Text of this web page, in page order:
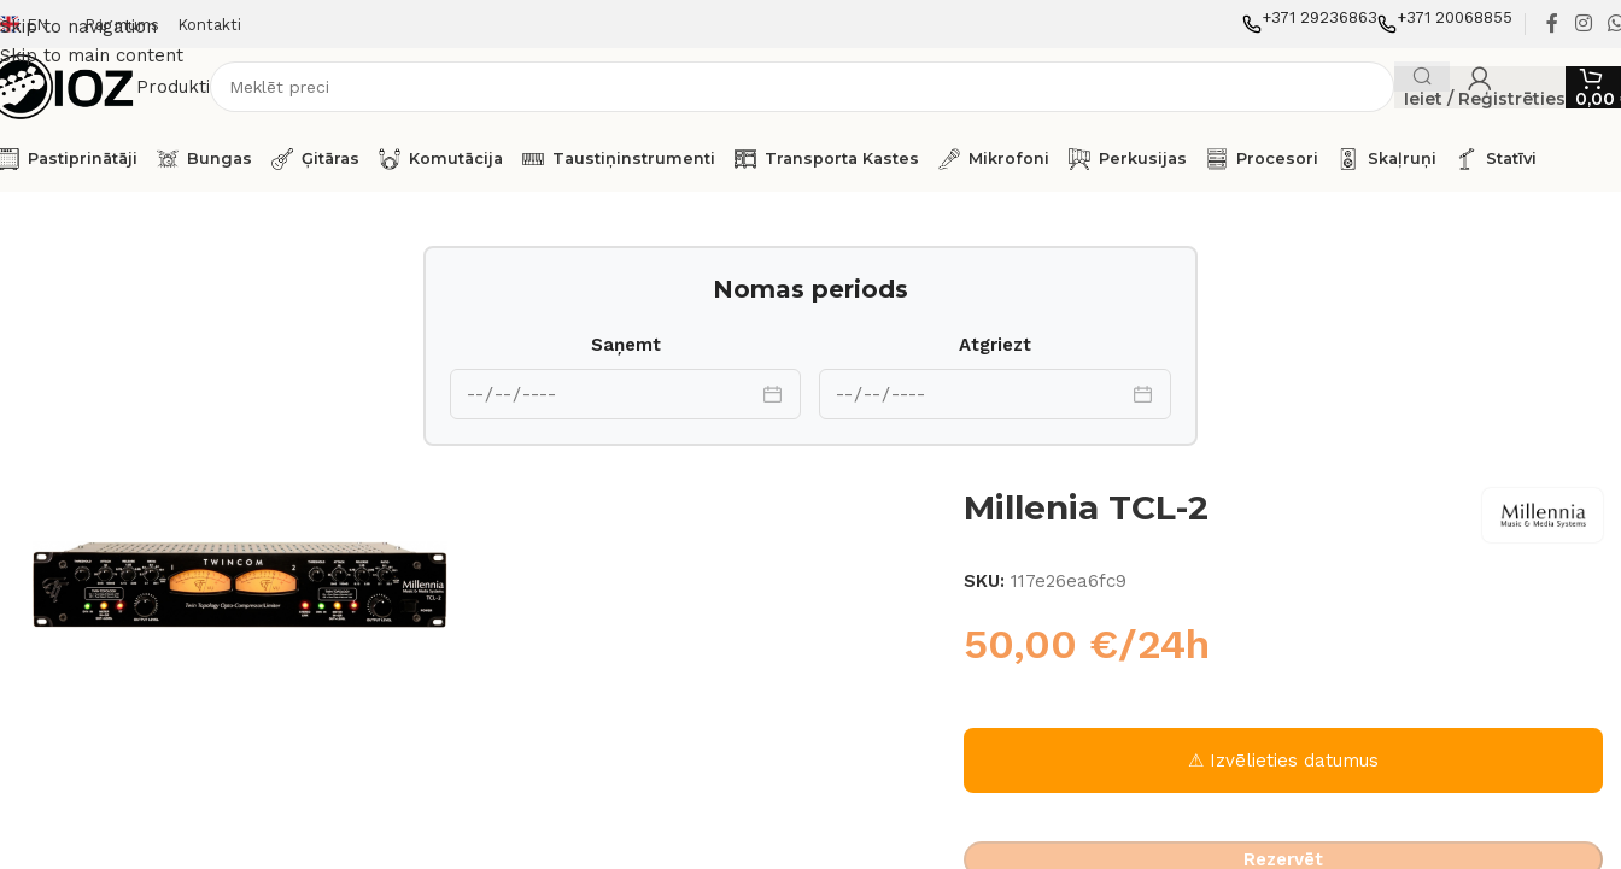
Skip to navigation
Skip to main content
EN Par mums Kontakti +371 29236863 +371 20068855
Produkti
Ieiet / Reģistrēties 0,00
Pastiprinātāji Bungas Ģitāras Komutācija Taustiņinstrumenti Transporta Kastes Mikrofoni Perkusijas Procesori Skaļruņi Statīvi
Nomas periods
Saņemt Atgriezt
Millenia TCL-2
SKU: 117e26ea6fc9
50,00 €/24h
⚠ Izvēlieties datumus
Rezervēt